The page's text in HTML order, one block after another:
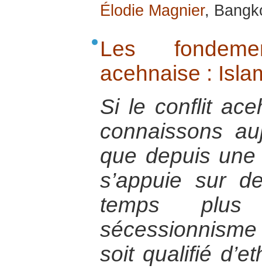
Élodie Magnier,
Les
acehnaise :
Si le conflit
connaissons
que depuis une
s’appuie sur
temps
soit qualifié